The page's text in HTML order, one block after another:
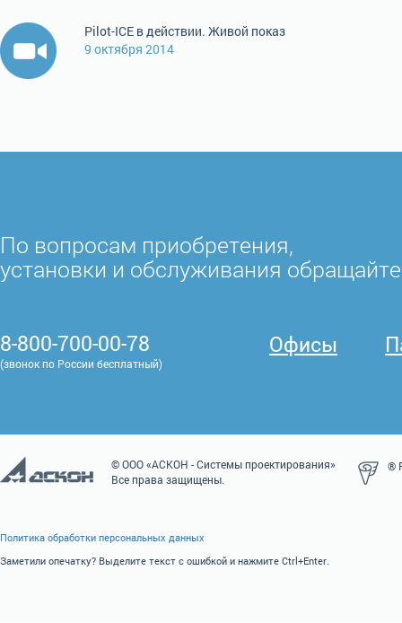
Pilot-ICE в действии. Живой показ
9 октября 2014
По вопросам приобретения,
установки и обслуживания
8-800-700-00-78
(звонок по России бесплатный)
Офисы
© ООО «АСКОН - Системы проектирования»
Все права защищены.
®
Политика обработки персональных данных
Заметили опечатку? Выделите текст с ошибкой и нажмите Ctrl+Enter.